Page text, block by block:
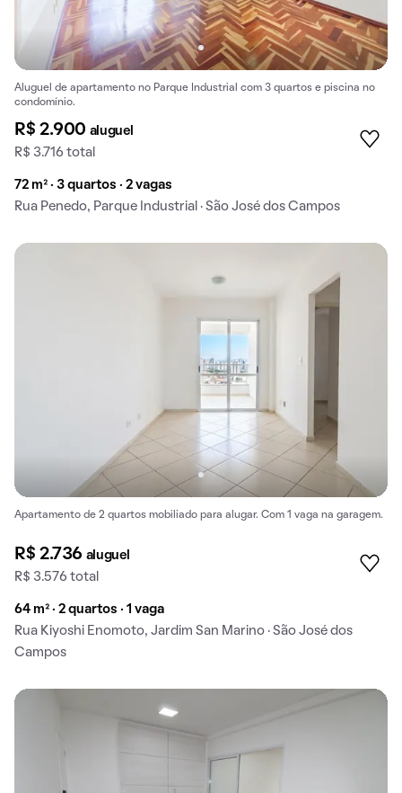
Aluguel de apartamento no Parque Industrial com 3 quartos e piscina no
condomínio.
R$ 2.900 aluguel
R$ 3.716 total
72 m² · 3 quartos · 2 vagas
Rua Penedo, Parque Industrial · São José dos Campos
Apartamento de 2 quartos mobiliado para alugar. Com 1 vaga na garagem.
R$ 2.736 aluguel
R$ 3.576 total
64 m² · 2 quartos · 1 vaga
Rua Kiyoshi Enomoto, Jardim San Marino · São José dos
Campos